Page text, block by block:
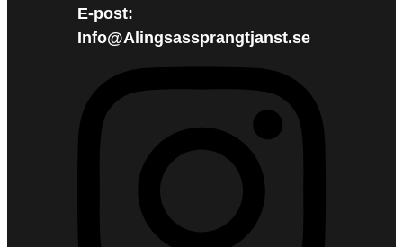
E-post:
Info@Alingsassprangtjanst.se